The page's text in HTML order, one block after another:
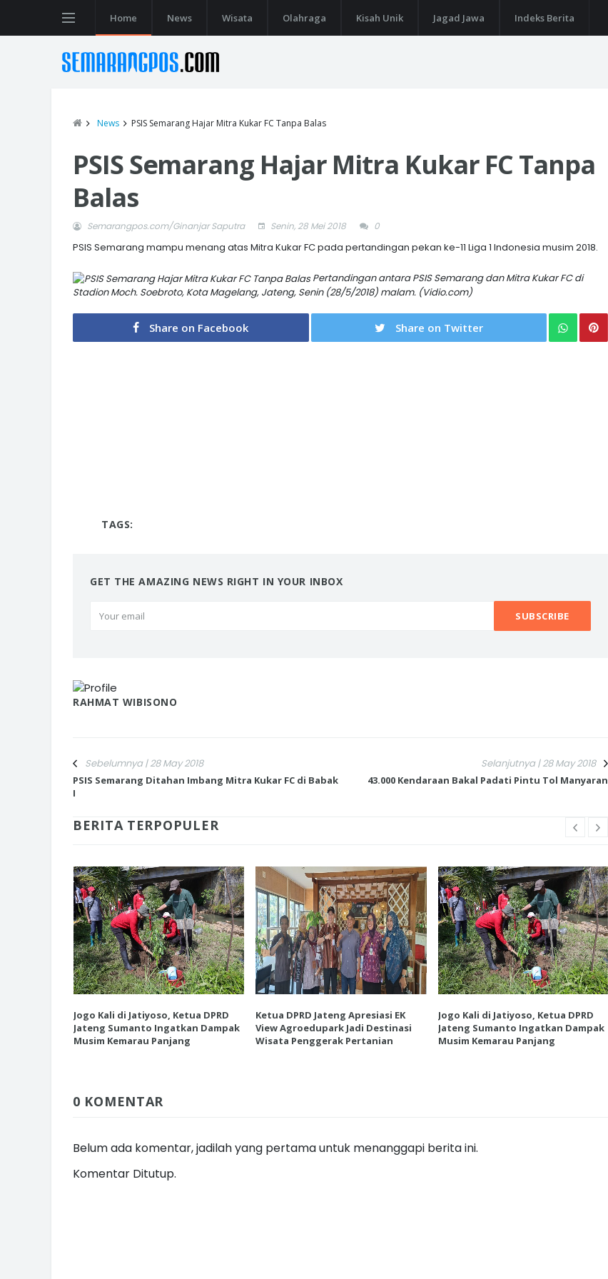
Home News Wisata Olahraga Kisah Unik Jagad Jawa Indeks Berita
News PSIS Semarang Hajar Mitra Kukar FC Tanpa Balas
PSIS Semarang Hajar Mitra Kukar FC Tanpa
Balas
Semarangpos.com/Ginanjar Saputra Senin, 28 Mei 2018 0
PSIS Semarang mampu menang atas Mitra Kukar FC pada pertandingan pekan ke-11 Liga 1 Indonesia musim 2018.
Pertandingan antara PSIS Semarang dan Mitra Kukar FC di
Stadion Moch. Soebroto, Kota Magelang, Jateng, Senin (28/5/2018) malam. (Vidio.com)
Share on Facebook Share on Twitter
TAGS:
GET THE AMAZING NEWS RIGHT IN YOUR INBOX
RAHMAT WIBISONO
Sebelumnya | 28 May 2018
PSIS Semarang Ditahan Imbang Mitra Kukar FC di Babak
I
Selanjutnya | 28 May 2018
43.000 Kendaraan Bakal Padati Pintu Tol Manyaran
BERITA TERPOPULER
Jogo Kali di Jatiyoso, Ketua DPRD
Jateng Sumanto Ingatkan Dampak
Musim Kemarau Panjang
Ketua DPRD Jateng Apresiasi EK
View Agroedupark Jadi Destinasi
Wisata Penggerak Pertanian
Jogo Kali di Jatiyoso, Ketua DPRD
Jateng Sumanto Ingatkan Dampak
Musim Kemarau Panjang
0 KOMENTAR
Belum ada komentar, jadilah yang pertama untuk menanggapi berita ini.
Komentar Ditutup.
INI CARA UMAT KRISTIANI SALATIGA
INI CARA UMAT KRISTIANI SALATIGA